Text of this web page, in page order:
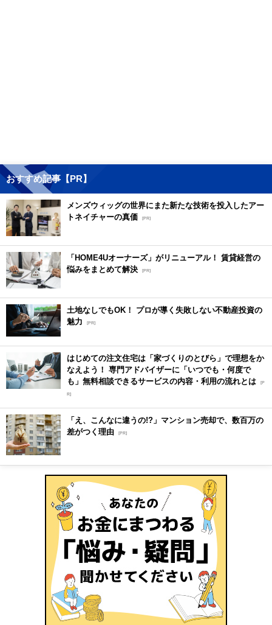
おすすめ記事【PR】
メンズウィッグの世界にまた新たな技術を投入したアー
トネイチャーの真価 [PR]
「HOME4Uオーナーズ」がリニューアル！ 賃貸経営の
悩みをまとめて解決 [PR]
土地なしでもOK！ プロが導く失敗しない不動産投資の
魅力
[PR]
はじめての注文住宅は「家づくりのとびら」で理想をか
なえよう！ 専門アドバイザーに「いつでも・何度で
も」無料相談できるサービスの内容・利用の流れとは [P
R]
「え、こんなに違うの!?」マンション売却で、数百万の
差がつく理由 [PR]